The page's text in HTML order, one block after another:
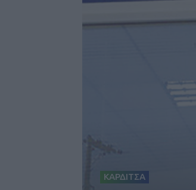
ΚΑΡΔΙΤΣΑ